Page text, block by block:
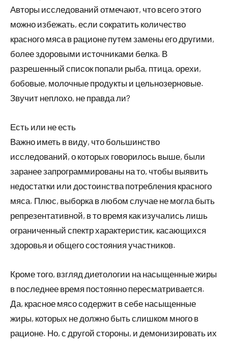
Авторы исследований отмечают, что всего этого
можно избежать, если сократить количество
красного мяса в рационе путем замены его другими,
более здоровыми источниками белка. В
разрешенный список попали рыба, птица, орехи,
бобовые, молочные продукты и цельнозерновые.
Звучит неплохо, не правда ли?
Есть или не есть
Важно иметь в виду, что большинство
исследований, о которых говорилось выше, были
заранее запрограммированы на то, чтобы выявить
недостатки или достоинства потребления красного
мяса. Плюс, выборка в любом случае не могла быть
репрезентативной, в то время как изучались лишь
ограниченный спектр характеристик, касающихся
здоровья и общего состояния участников.
Кроме того, взгляд диетологии на насыщенные жиры
в последнее время постоянно пересматривается.
Да, красное мясо содержит в себе насыщенные
жиры, которых не должно быть слишком много в
рационе. Но, с другой стороны, и демонизировать их